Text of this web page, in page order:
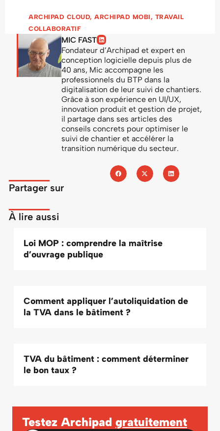
ARCHIPAD CLOUD, ARCHIPAD MOBI, TRAVAIL
COLLABORATIF
MIC FAST
Fondateur d’Archipad et expert en
conception logicielle depuis plus de
40 ans, Mic accompagne les
professionnels du BTP dans la
digitalisation de leur suivi de chantiers.
Grâce à son expérience en UI/UX,
innovation produit et gestion de projet,
il partage dans ses articles des
conseils concrets pour optimiser le
suivi de chantier et accélérer la
transition numérique du secteur.
Partager sur
À lire aussi
Loi MOP : comprendre la maîtrise
d’ouvrage publique
Comment appliquer l’autoliquidation de
la TVA dans le bâtiment ?
TVA du bâtiment : comment déterminer
le bon taux ?
Testez Archipad gratuitement